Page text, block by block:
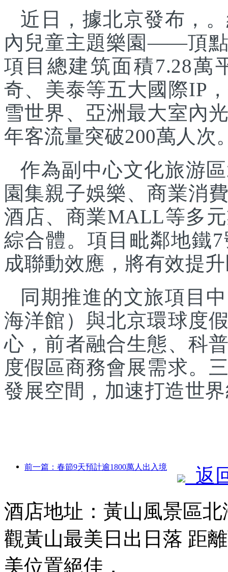
近日，據北京發布，
內兒童主題樂園——頂
項目總建筑面積7.28萬
奇、美泰等五大國際IP
雪世界、亞洲最大室內
年客流量突破200萬人次
作為副中心文化旅游
園集親子娛樂、商業消
酒店、商業MALL等多
綜合體。項目毗鄰地鐵
成聯動效應，將有效提
同期推進的文旅項目
海洋館）與北京環球度
心，前者融合生態、科
度假區商務會展需求。
發展空間，加速打造世
前一篇：春節9天預計逾1800萬人出入境
返
酒店地址：黃山風景區
觀黃山最美日出日落 距
美位置絕佳，